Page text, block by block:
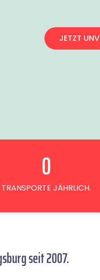
JETZT
TRANSPORTE JÄHRLICH.
0
seit 2007.